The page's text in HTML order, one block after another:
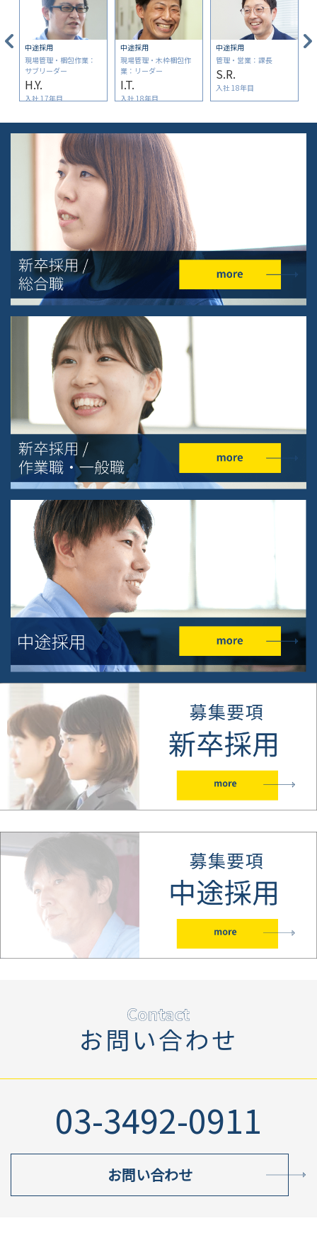
中途採用
現場管理・梱包作業：
サブリーダー
H.Y.
入社 17年目
中途採用
現場管理・木枠梱包作
業：リーダー
I.T.
入社 18年目
中途採用
管理・営業：課長
S.R.
入社 18年目
お問い合わせ
03-3492-0911
お問い合わせ